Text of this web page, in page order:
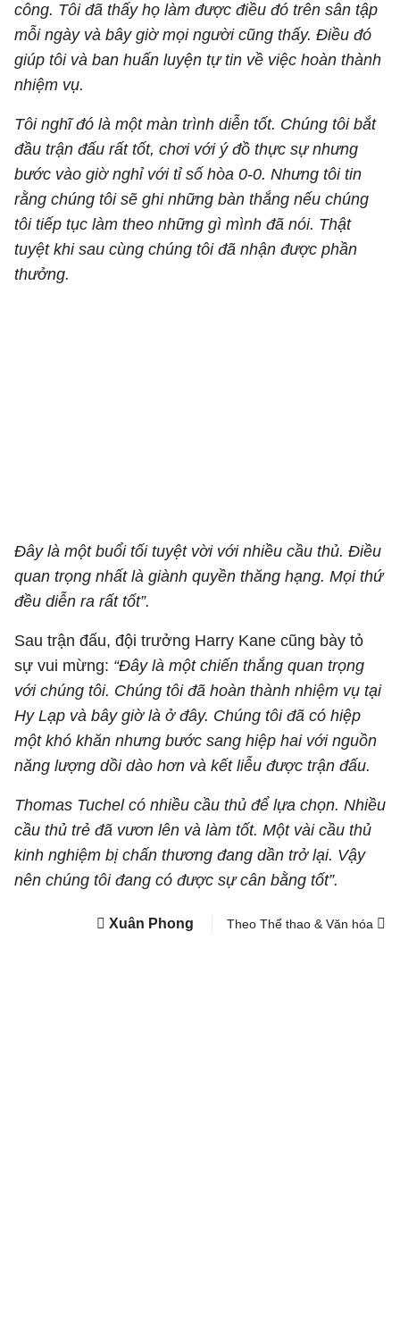
công. Tôi đã thấy họ làm được điều đó trên sân tập
mỗi ngày và bây giờ mọi người cũng thấy. Điều đó
giúp tôi và ban huấn luyện tự tin về việc hoàn thành
nhiệm vụ.
Tôi nghĩ đó là một màn trình diễn tốt. Chúng tôi bắt
đầu trận đấu rất tốt, chơi với ý đồ thực sự nhưng
bước vào giờ nghỉ với tỉ số hòa 0-0. Nhưng tôi tin
rằng chúng tôi sẽ ghi những bàn thắng nếu chúng
tôi tiếp tục làm theo những gì mình đã nói. Thật
tuyệt khi sau cùng chúng tôi đã nhận được phần
thưởng.
Đây là một buổi tối tuyệt vời với nhiều cầu thủ. Điều
quan trọng nhất là giành quyền thăng hạng. Mọi thứ
đều diễn ra rất tốt”.
Sau trận đấu, đội trưởng Harry Kane cũng bày tỏ
sự vui mừng: “Đây là một chiến thắng quan trọng
với chúng tôi. Chúng tôi đã hoàn thành nhiệm vụ tại
Hy Lạp và bây giờ là ở đây. Chúng tôi đã có hiệp
một khó khăn nhưng bước sang hiệp hai với nguồn
năng lượng dồi dào hơn và kết liễu được trận đấu.
Thomas Tuchel có nhiều cầu thủ để lựa chọn. Nhiều
cầu thủ trẻ đã vươn lên và làm tốt. Một vài cầu thủ
kinh nghiệm bị chấn thương đang dần trở lại. Vậy
nên chúng tôi đang có được sự cân bằng tốt”.
Xuân Phong Theo Thể thao & Văn hóa